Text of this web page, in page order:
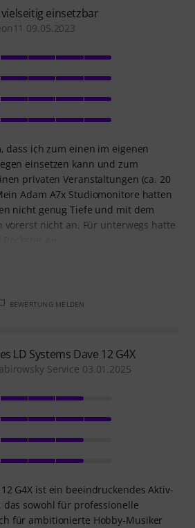
einsetzbar
09.05.2023
dass ich zum einen im eigenen
einsetzen kann und zum
privaten Veranstaltungen (ca. 20
Adam A7x Studiomonitore hatten
nicht genug Tiefe und mit dem
vorerst nicht an. Für unterwegs hatte
BEWERTUNG MELDEN
LD Systems Dave 12 G4X
Service 03.01.2025
12 G4X ist ein beeindruckendes Aktiv-
das sowohl für professionelle
für ambitionierte Hobby-Musiker